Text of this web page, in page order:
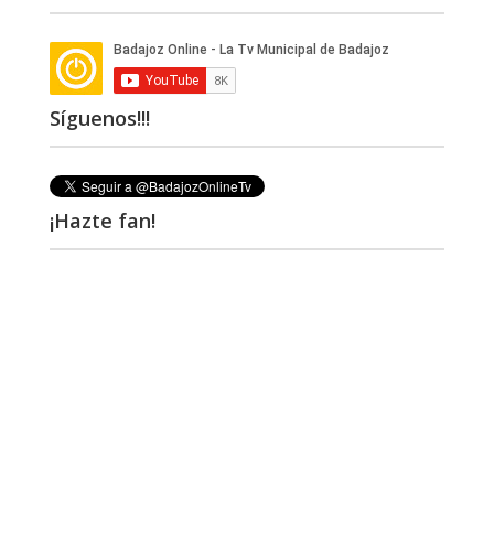
Síguenos!!!
¡Hazte fan!